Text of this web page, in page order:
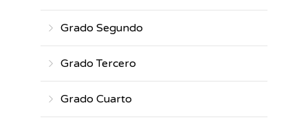
Grado Segundo
Grado Tercero
Grado Cuarto